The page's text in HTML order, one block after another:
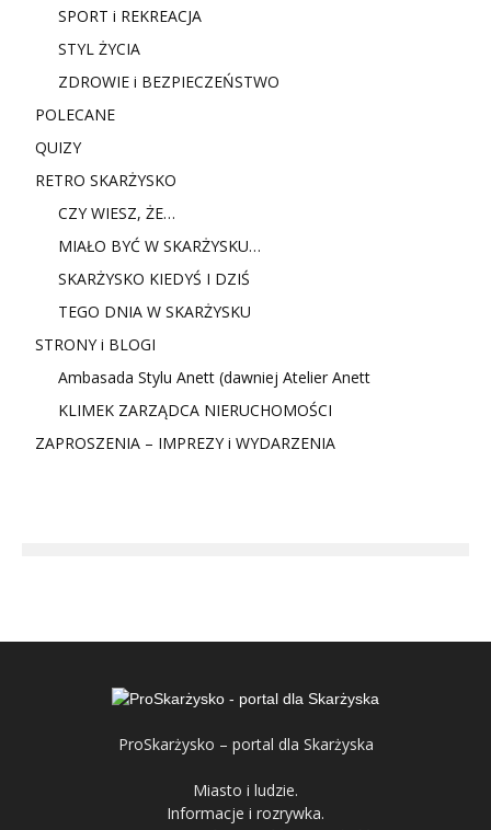
SPORT i REKREACJA
STYL ŻYCIA
ZDROWIE i BEZPIECZEŃSTWO
POLECANE
QUIZY
RETRO SKARŻYSKO
CZY WIESZ, ŻE…
MIAŁO BYĆ W SKARŻYSKU…
SKARŻYSKO KIEDYŚ I DZIŚ
TEGO DNIA W SKARŻYSKU
STRONY i BLOGI
Ambasada Stylu Anett (dawniej Atelier Anett
KLIMEK ZARZĄDCA NIERUCHOMOŚCI
ZAPROSZENIA – IMPREZY i WYDARZENIA
ProSkarżysko – portal dla Skarżyska
Miasto i ludzie.
Informacje i rozrywka.